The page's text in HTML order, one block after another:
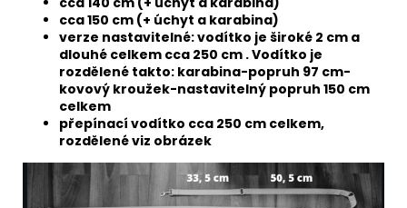
cca 150 cm (+ úchyt a karabina)
verze nastavitelné: vodítko je široké 2 cm a
dlouhé celkem cca 250 cm . Vodítko je
rozdělené takto: karabina-popruh 97 cm-
kovový kroužek-nastavitelný popruh 150 cm
celkem
přepínací vodítko cca 250 cm celkem,
rozdělené viz obrázek